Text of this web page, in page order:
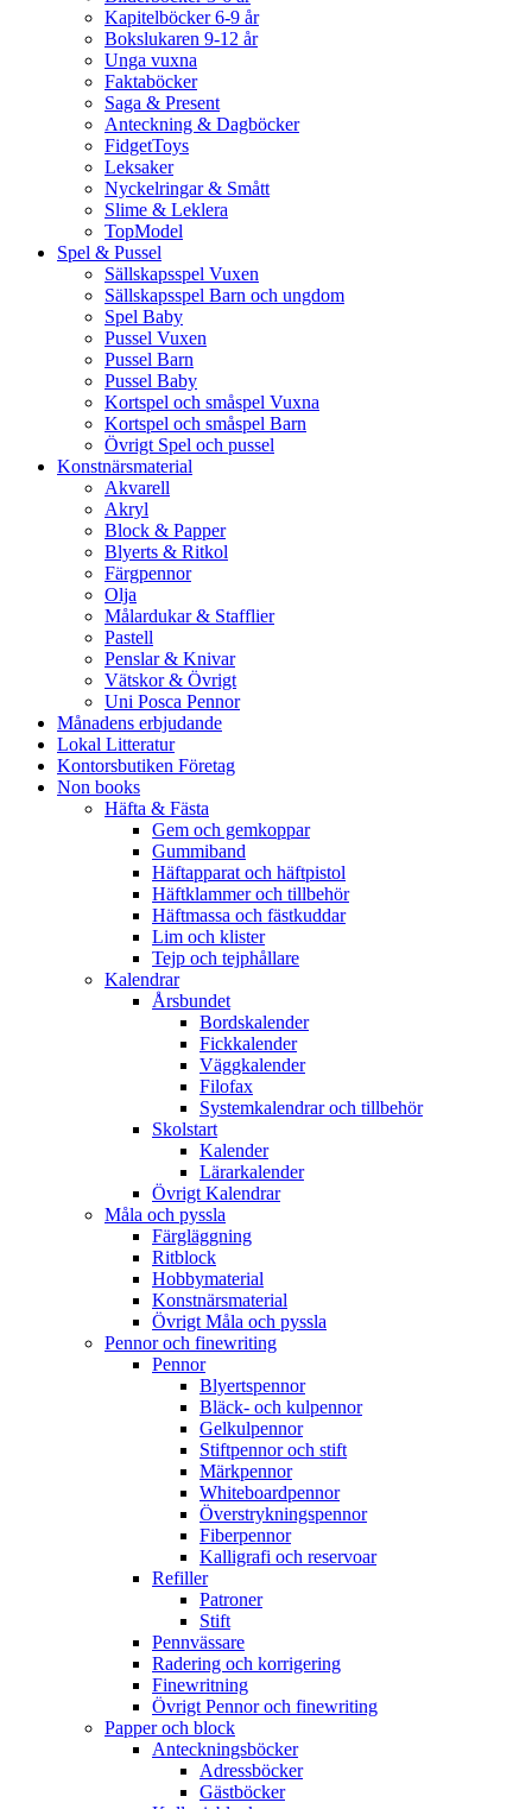
Kapitelböcker 6-9 år
Bokslukaren 9-12 år
Unga vuxna
Faktaböcker
Saga & Present
Anteckning & Dagböcker
FidgetToys
Leksaker
Nyckelringar & Smått
Slime & Leklera
TopModel
Spel & Pussel
Sällskapsspel Vuxen
Sällskapsspel Barn och ungdom
Spel Baby
Pussel Vuxen
Pussel Barn
Pussel Baby
Kortspel och småspel Vuxna
Kortspel och småspel Barn
Övrigt Spel och pussel
Konstnärsmaterial
Akvarell
Akryl
Block & Papper
Blyerts & Ritkol
Färgpennor
Olja
Målardukar & Stafflier
Pastell
Penslar & Knivar
Vätskor & Övrigt
Uni Posca Pennor
Månadens erbjudande
Lokal Litteratur
Kontorsbutiken Företag
Non books
Häfta & Fästa
Gem och gemkoppar
Gummiband
Häftapparat och häftpistol
Häftklammer och tillbehör
Häftmassa och fästkuddar
Lim och klister
Tejp och tejphållare
Kalendrar
Årsbundet
Bordskalender
Fickkalender
Väggkalender
Filofax
Systemkalendrar och tillbehör
Skolstart
Kalender
Lärarkalender
Övrigt Kalendrar
Måla och pyssla
Färgläggning
Ritblock
Hobbymaterial
Konstnärsmaterial
Övrigt Måla och pyssla
Pennor och finewriting
Pennor
Blyertspennor
Bläck- och kulpennor
Gelkulpennor
Stiftpennor och stift
Märkpennor
Whiteboardpennor
Överstrykningspennor
Fiberpennor
Kalligrafi och reservoar
Refiller
Patroner
Stift
Pennvässare
Radering och korrigering
Finewritning
Övrigt Pennor och finewriting
Papper och block
Anteckningsböcker
Adressböcker
Gästböcker